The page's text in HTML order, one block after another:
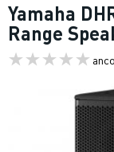
Yamaha
Range